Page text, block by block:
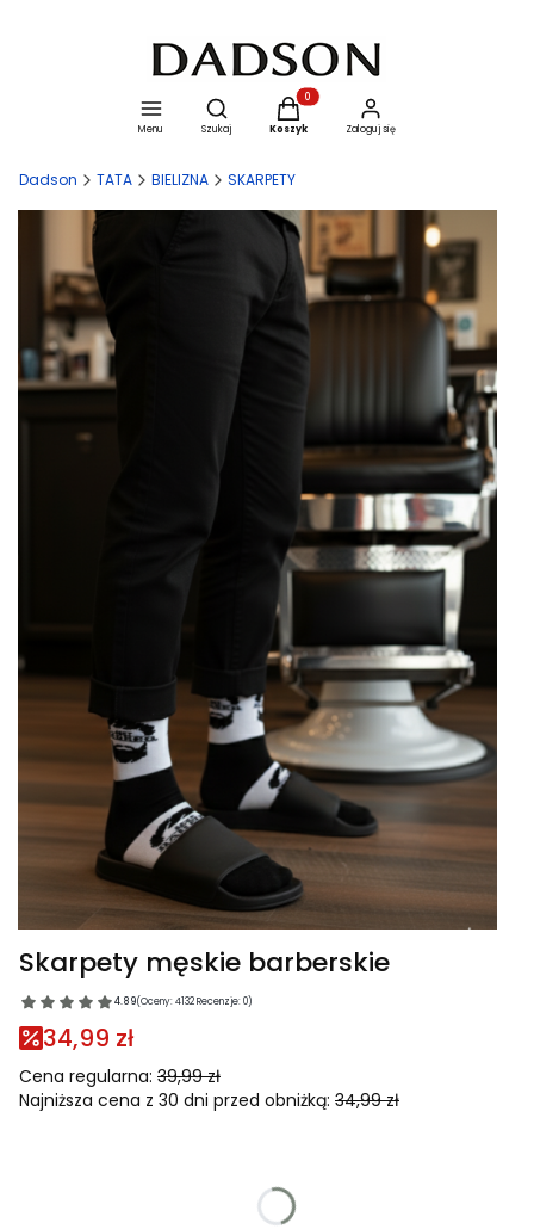
Menu
Otwórz wyszukiwarkę
Szukaj
Produkty w koszyku: 0. Zobacz
Koszyk Zaloguj się
Dadson TATA BIELIZNA SKARPETY
Skarpety męskie barberskie
4.89(Oceny: 4132 Recenzje: 0)
34,99 zł
Cena regularna: 39,99 zł
Najniższa cena z 30 dni przed obniżką: 34,99 zł